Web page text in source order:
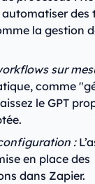
des
la gestion
sur
comme
le GPT
:
en place des
dans Zapier.